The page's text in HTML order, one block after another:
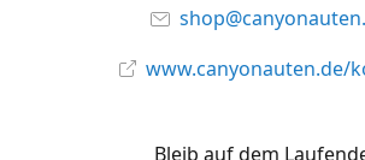
www.canyonauten.de/
Bleib auf dem